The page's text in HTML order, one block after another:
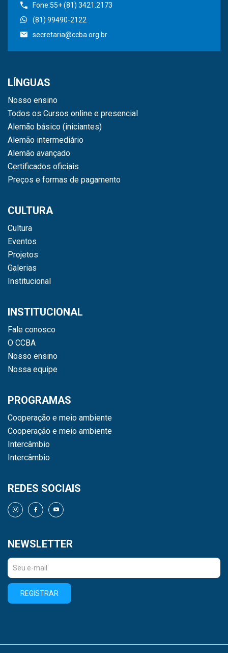
Fone:55+ (81) 3421.2173
(81) 99490-2122
secretaria@ccba.org.br
LÍNGUAS
Nosso ensino
Todos os Cursos online e presencial
Alemão básico (iniciantes)
Alemão intermediário
Alemão avançado
Certificados oficiais
Preços e formas de pagamento
CULTURA
Cultura
Eventos
Projetos
Galerias
Institucional
INSTITUCIONAL
Fale conosco
O CCBA
Nosso ensino
Nossa equipe
PROGRAMAS
Cooperação e meio ambiente
Cooperação e meio ambiente
Intercâmbio
Intercâmbio
REDES SOCIAIS
NEWSLETTER
REGISTRAR